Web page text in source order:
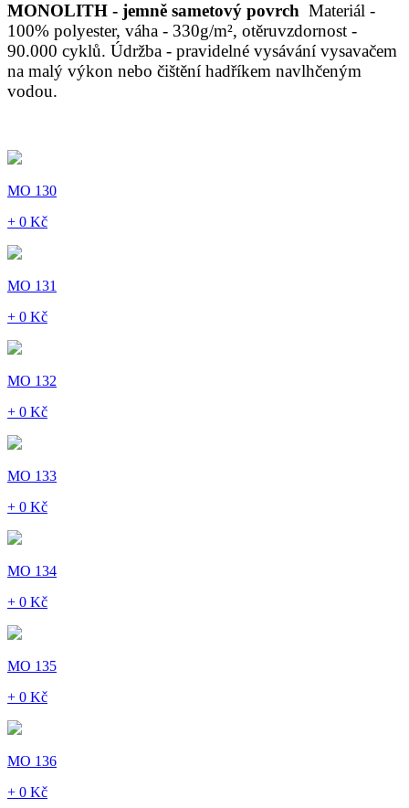
MONOLITH - jemně sametový povrch Materiál -
100% polyester, váha - 330g/m², otěruvzdornost -
90.000 cyklů. Údržba - pravidelné vysávání vysavačem
na malý výkon nebo čištění hadříkem navlhčeným
vodou.
MO 130
+ 0 Kč
MO 131
+ 0 Kč
MO 132
+ 0 Kč
MO 133
+ 0 Kč
MO 134
+ 0 Kč
MO 135
+ 0 Kč
MO 136
+ 0 Kč